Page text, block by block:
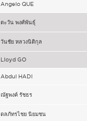
Angelo QUE
ตะวัน พงศ์พันธุ์
วันชัย หลวงนิติกุล
Lloyd GO
Abdul HADI
ณัฐพงค์ รัชธร
ดลภัทรไชย นิยมชน